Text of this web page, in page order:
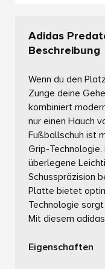
Adidas
Beschreibung
Wenn du den
Zunge deine
kombiniert
nur einen Hauch
Fußballschuh ist
Grip-
überlegene
Schusspräzision
Platte bietet
Technologie
Mit diesem
Eigenschaften